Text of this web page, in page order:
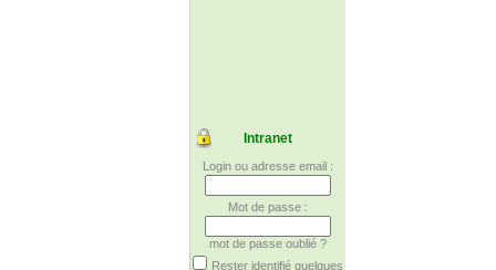
Intranet
Login ou adresse email :
Mot de passe :
mot de passe oublié ?
Rester identifié quelques